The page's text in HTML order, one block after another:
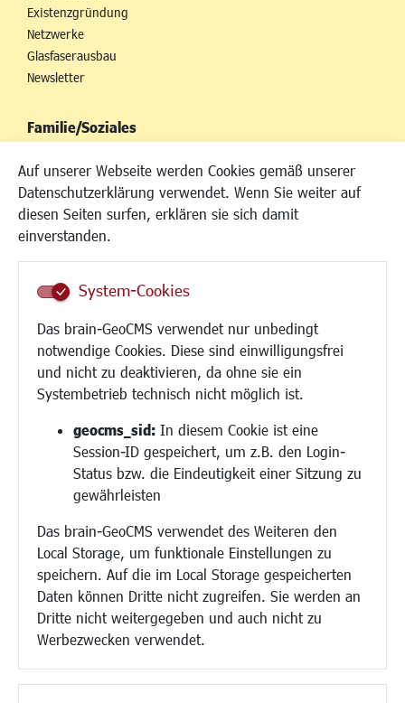
Auf unserer Webseite werden Cookies gemäß unserer
Datenschutzerklärung verwendet. Wenn Sie weiter auf
diesen Seiten surfen, erklären sie sich damit
einverstanden.
System-Cookies
Das brain-GeoCMS verwendet nur unbedingt
notwendige Cookies. Diese sind einwilligungsfrei
und nicht zu deaktivieren, da ohne sie ein
Systembetrieb technisch nicht möglich ist.
geocms_sid: In diesem Cookie ist eine
Session-ID gespeichert, um z.B. den Login-
Status bzw. die Eindeutigkeit einer Sitzung zu
gewährleisten
Das brain-GeoCMS verwendet des Weiteren den
Local Storage, um funktionale Einstellungen zu
speichern. Auf die im Local Storage gespeicherten
Daten können Dritte nicht zugreifen. Sie werden an
Dritte nicht weitergegeben und auch nicht zu
Werbezwecken verwendet.
Existenzgründung
Netzwerke
Glasfaserausbau
Newsletter
Familie/Soziales
Kinderbetreuung
Kinder und Jugend
Institutionen für Familien
Frauen
Schule
Demokratie leben
Ukrainehilfe
Hilfe für Geflüchtete
Religion
Bauen/Umwelt/Mobilität
Bebauungsplanung
Verkehr/Mobilität
Glasfaserausbau
Aktuelle Baustellen
Paddelteich
CINDY S
Kultur/Freizeit/Tourismus